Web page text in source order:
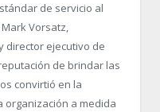
de servicio al
Vorsatz,
director ejecutivo de
de brindar las
convirtió en la
a medida